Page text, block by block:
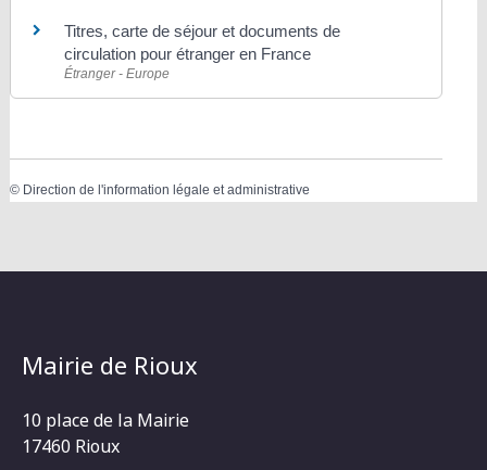
Titres, carte de séjour et documents de
circulation pour étranger en France
Étranger - Europe
© Direction de l'information légale et administrative
Mairie de Rioux
10 place de la Mairie
17460 Rioux